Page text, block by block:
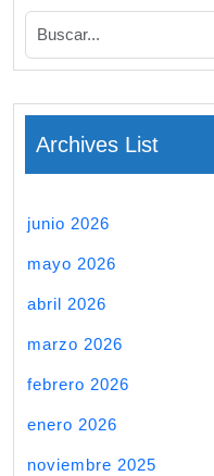
Archives List
junio 2026
mayo 2026
abril 2026
marzo 2026
febrero 2026
enero 2026
noviembre 2025